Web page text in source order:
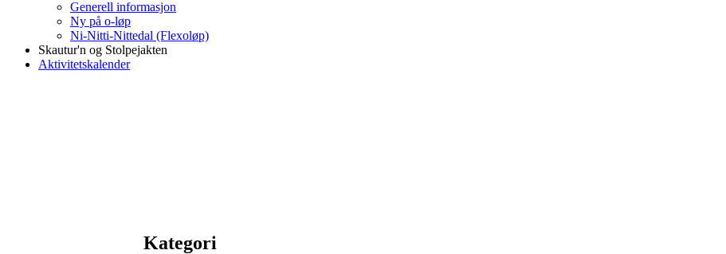
Generell informasjon
Ny på o-løp
Ni-Nitti-Nittedal (Flexoløp)
Skautur'n og Stolpejakten
Aktivitetskalender
Kategori